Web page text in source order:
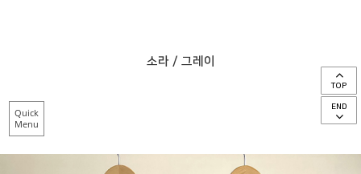
Quick
Menu
TOP
END
소라 / 그레이